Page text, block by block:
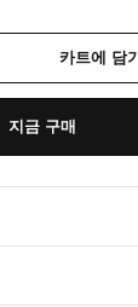
카트에 담기
지금 구매